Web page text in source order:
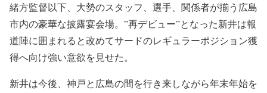
緒方監督以下、大勢のスタッフ、選手、関係者が揃う広島
市内の豪華な披露宴会場。”再デビュー”となった新井は報
道陣に囲まれると改めてサードのレギュラーポジション獲
得へ向け強い意欲を見せた。
新井は今後、神戸と広島の間を行き来しながら年末年始を